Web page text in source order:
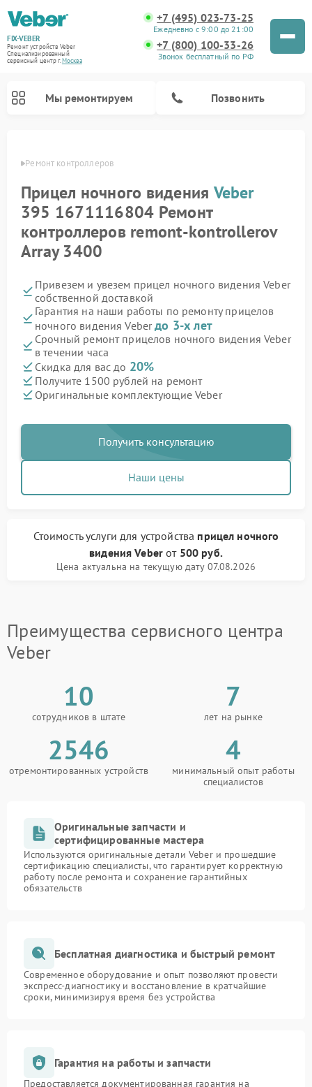
FIX-VEBER
Ремонт устройств Veber
Специализированный
cервисный центр г.Москва
+7 (495) 023-73-25
Ежедневно с 9:00 до 21:00
+7 (800) 100-33-26
Звонок бесплатный по РФ
Мы ремонтируем Позвонить
Ремонт контроллеров
Прицел ночного видения Veber
395 1671116804 Ремонт
контроллеров remont-kontrollerov
Array 3400
Привезем и увезем прицел ночного видения Veber
собственной доставкой
Гарантия на наши работы по ремонту прицелов
ночного видения Veberдо 3-х лет
Срочный ремонт прицелов ночного видения Veber
в течении часа
Скидка для вас до 20%
Получите 1500 рублей на ремонт
Оригинальные комплектующие Veber
Получить консультацию
Наши цены
Стоимость услугидля устройства прицел ночного
видения Veber от 500 руб.
Цена актуальна на текущую дату 07.08.2026
Преимущества сервисного центра
Veber
10
сотрудников в штате
7
лет на рынке
2546
отремонтированных устройств
4
минимальный опыт работы
специалистов
Оригинальные запчасти и
сертифицированные мастера
Используются оригинальные детали Veber и прошедшие
сертификацию специалисты, что гарантирует корректную
работу после ремонта и сохранение гарантийных
обязательств
Бесплатная диагностика и быстрый ремонт
Современное оборудование и опыт позволяют провести
экспресс-диагностику и восстановление в кратчайшие
сроки, минимизируя время без устройства
Гарантия на работы и запчасти
Предоставляется документированная гарантия на